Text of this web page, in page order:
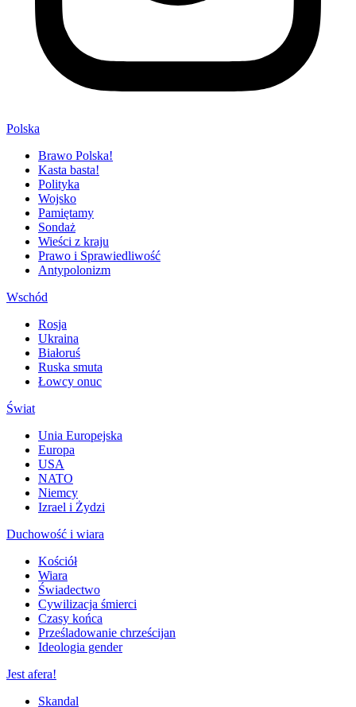
Polska
Brawo Polska!
Kasta basta!
Polityka
Wojsko
Pamiętamy
Sondaż
Wieści z kraju
Prawo i Sprawiedliwość
Antypolonizm
Wschód
Rosja
Ukraina
Białoruś
Ruska smuta
Łowcy onuc
Świat
Unia Europejska
Europa
USA
NATO
Niemcy
Izrael i Żydzi
Duchowość i wiara
Kościół
Wiara
Świadectwo
Cywilizacja śmierci
Czasy końca
Prześladowanie chrześcijan
Ideologia gender
Jest afera!
Skandal